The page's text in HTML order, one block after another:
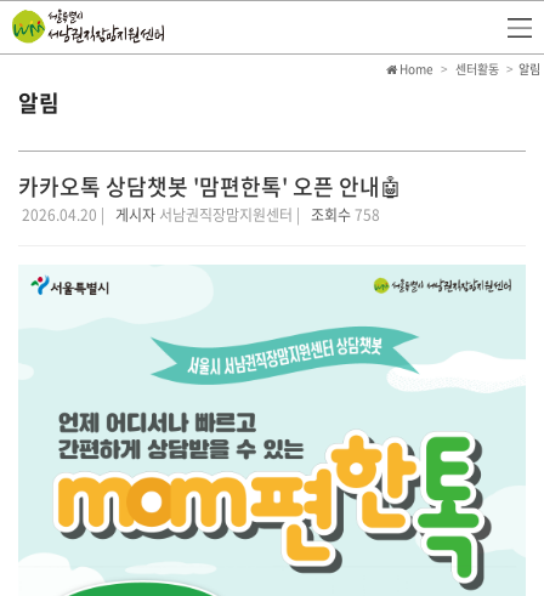
알림
Home 센터활동 알림
카카오톡 상담챗봇 '맘편한톡' 오픈 안내🤖
2026.04.20 | 게시자 서남권직장맘지원센터 | 조회수758